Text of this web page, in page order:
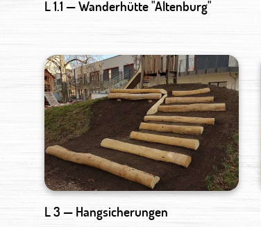
L 1.1 — Wanderhütte "Altenburg"
L 3 — Hangsicherungen